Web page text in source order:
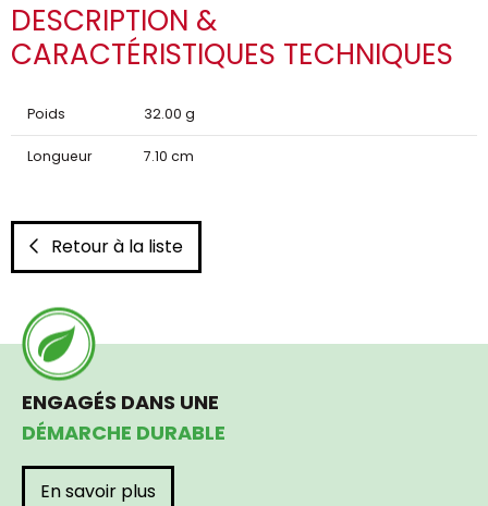
DESCRIPTION &
CARACTÉRISTIQUES TECHNIQUES
Poids 32.00 g
Longueur 7.10 cm
Retour à la liste
ENGAGÉS DANS UNE
DÉMARCHE DURABLE
En savoir plus